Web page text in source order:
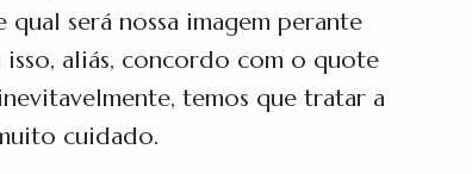
será nossa imagem perante
aliás, concordo com o quote
temos que tratar a
cuidado.